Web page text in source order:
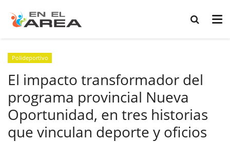
Polideportivo
El impacto transformador del
programa provincial Nueva
Oportunidad, en tres historias
que vinculan deporte y oficios